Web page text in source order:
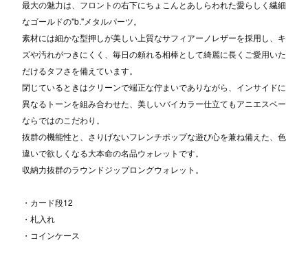
最大の魅力は、フロントの右下にちょこんとあしらわれた愛らしく繊細
なゴールドの"b."メタルパーツ。
素材には細かな型押しが美しい上質なサフィアーノレザーを採用し、キ
ズや汚れがつきにくく、毎日の頼れる相棒として綺麗に長くご愛用いた
だけるタフさを備えています。
閉じているときはクリーンで端正な佇まいでありながら、インサイドに
異なるトーンを組み合わせた、美しいバイカラー仕立てもアニエスベー
ならではのこだわり。
抜群の機能性と、さりげないフレンチポップな遊び心を兼ね備えた、色
違いで欲しくなる大本命の名品ウォレットです。
収納力抜群のラウンドジップロングウォレット。
・カード段12
・札入れ
・コインケース